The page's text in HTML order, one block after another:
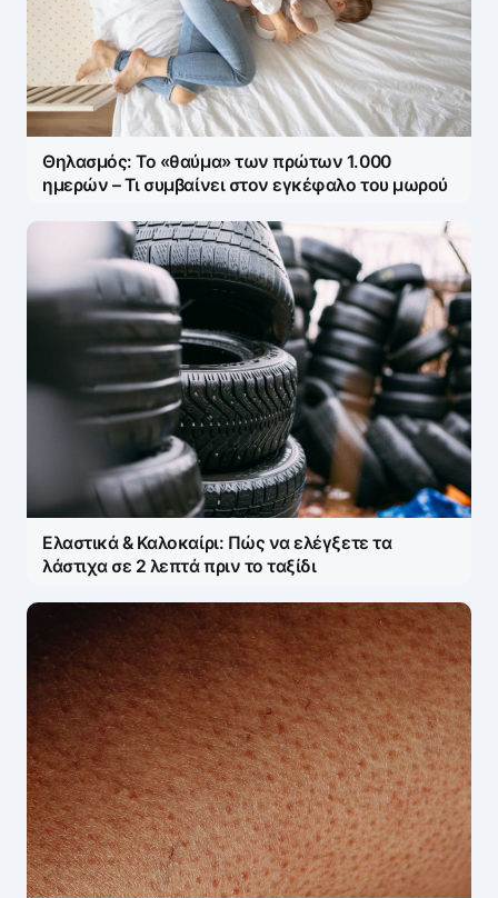
Θηλασμός: Το «θαύμα» των πρώτων 1.000
ημερών – Τι συμβαίνει στον εγκέφαλο του μωρού
Ελαστικά & Καλοκαίρι: Πώς να ελέγξετε τα
λάστιχα σε 2 λεπτά πριν το ταξίδι